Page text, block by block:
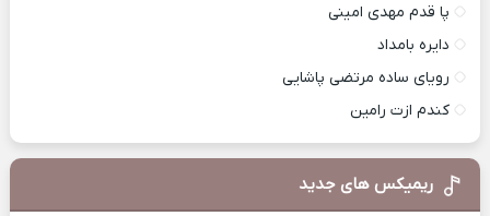
پا قدم مهدی امینی
دایره بامداد
رویای ساده مرتضی پاشایی
کندم ازت رامین
ریمیکس های جدید